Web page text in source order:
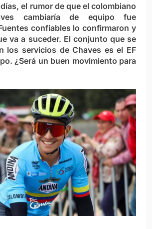
el rumor de que el colombiano
cambiaría de equipo fue
confiables lo confirmaron y
va a suceder. El conjunto que se
los servicios de Chaves es el EF
¿Será un buen movimiento para